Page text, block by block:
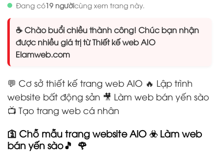
Đang có19 ngườicùng xem trang này.
☕ Chào buổi chiều thành công! Chúc bạn nhận
được nhiều giá trị từ Thiết kế web AIO
Elamweb.com
💬 Cơ sở thiết kế trang web AIO 🔥 Lập trình
website bất động sản 🎥 Làm web bán yến sào
📺 Tạo trang web cá nhân
🛐 Chỗ mẫu trang website AIO ☣️ Làm web
bán yến sào🎵 🌹